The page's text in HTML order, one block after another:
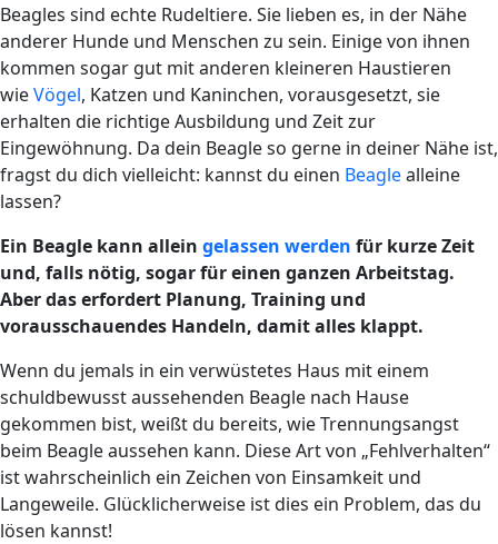
Beagles sind echte Rudeltiere. Sie lieben es, in der Nähe
anderer Hunde und Menschen zu sein. Einige von ihnen
kommen sogar gut mit anderen kleineren Haustieren
wieVögel, Katzen und Kaninchen, vorausgesetzt, sie
erhalten die richtige Ausbildung und Zeit zur
Eingewöhnung. Da dein Beagle so gerne in deiner Nähe ist,
fragst du dich vielleicht: kannst du einen Beaglealleine
lassen?
Ein Beagle kann allein gelassen werden für kurze Zeit
und, falls nötig, sogar für einen ganzen Arbeitstag.
Aber das erfordert Planung, Training und
vorausschauendes Handeln, damit alles klappt.
Wenn du jemals in ein verwüstetes Haus mit einem
schuldbewusst aussehenden Beagle nach Hause
gekommen bist, weißt du bereits, wie Trennungsangst
beim Beagle aussehen kann. Diese Art von „Fehlverhalten“
ist wahrscheinlich ein Zeichen von Einsamkeit und
Langeweile. Glücklicherweise ist dies ein Problem, das du
lösen kannst!